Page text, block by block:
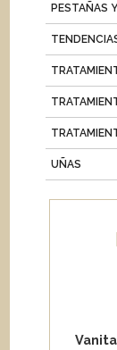
PESTAÑAS
UÑAS